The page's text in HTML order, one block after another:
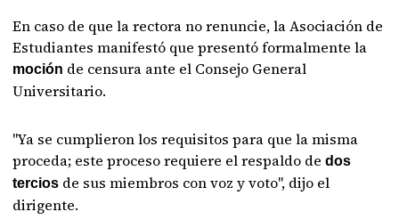
En caso de que la rectora no renuncie, la Asociación de
Estudiantes manifestó que presentó formalmente la
moción de censura ante el Consejo General
Universitario.
"Ya se cumplieron los requisitos para que la misma
proceda; este proceso requiere el respaldo dedos
tercios de sus miembros con voz y voto", dijo el
dirigente.